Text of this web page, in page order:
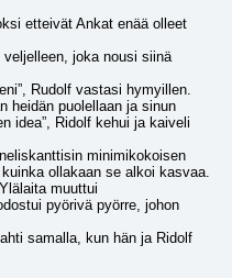
etteivät Ankat enää olleet
veljelleen, joka nousi siinä
Rudolf vastasi hymyillen.
heidän puolellaan ja sinun
idea”, Ridolf kehui ja kaiveli
minimikokoisen
ollakaan se alkoi kasvaa.
muuttui
pyörivä pyörre, johon
samalla, kun hän ja Ridolf